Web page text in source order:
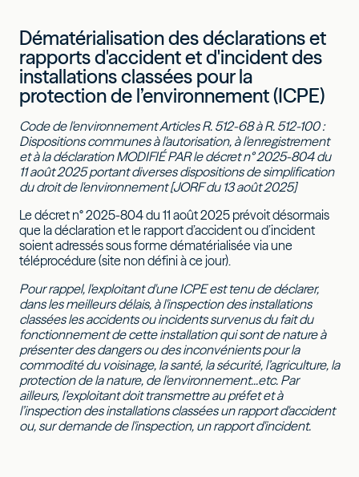
Dématérialisation des déclarations et
rapports d'accident et d'incident des
installations classées pour la
protection de l’environnement (ICPE)
Code de l'environnement Articles R. 512-68 à R. 512-100 :
Dispositions communes à l'autorisation, à l'enregistrement
et à la déclaration MODIFIÉ PAR le décret n° 2025-804 du
11 août 2025 portant diverses dispositions de simplification
du droit de l'environnement [JORF du 13 août 2025]
Le décret n° 2025-804 du 11 août 2025 prévoit désormais
que la déclaration et le rapport d’accident ou d’incident
soient adressés sous forme dématérialisée via une
téléprocédure (site non défini à ce jour).
Pour rappel, l'exploitant d'une ICPE est tenu de déclarer,
dans les meilleurs délais, à l'inspection des installations
classées les accidents ou incidents survenus du fait du
fonctionnement de cette installation qui sont de nature à
présenter des dangers ou des inconvénients pour la
commodité du voisinage, la santé, la sécurité, l’agriculture, la
protection de la nature, de l'environnement...etc. Par
ailleurs, l’exploitant doit transmettre au préfet et à
l’inspection des installations classées un rapport d'accident
ou, sur demande de l'inspection, un rapport d'incident.